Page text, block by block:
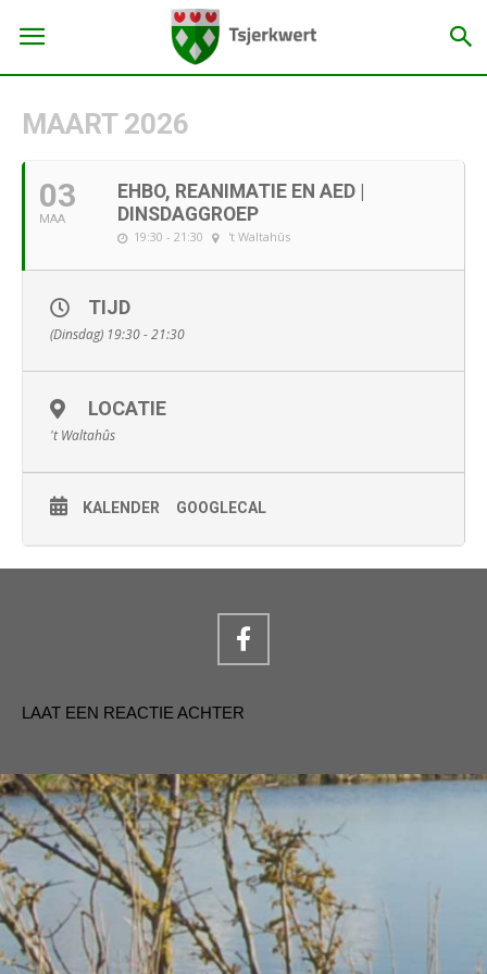
MAART 2026
03
MAA
EHBO, REANIMATIE EN AED |
DINSDAGGROEP
19:30 - 21:30 't Waltahûs
TIJD
(Dinsdag) 19:30 - 21:30
LOCATIE
't Waltahûs
KALENDER GOOGLECAL
LAAT EEN REACTIE ACHTER